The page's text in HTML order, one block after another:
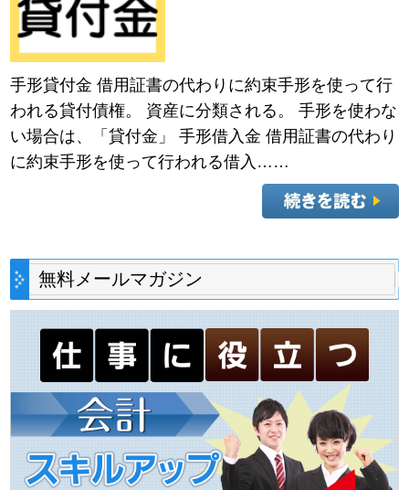
手形貸付金 借用証書の代わりに約束手形を使って行
われる貸付債権。 資産に分類される。 手形を使わな
い場合は、「貸付金」 手形借入金 借用証書の代わり
に約束手形を使って行われる借入……
無料メールマガジン